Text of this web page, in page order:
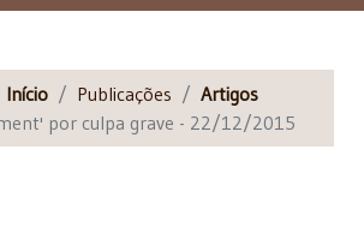
Início Publicações
Artigos
por culpa grave - 22/12/2015